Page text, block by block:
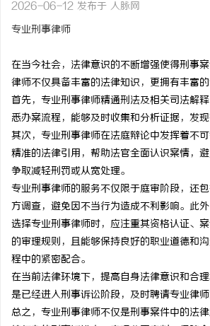
2026-06-12 发布于 人脉网
专业刑事律师
在当今社会，法律意识的不断增强使得刑事
律师不仅具备丰富的法律知识，更拥有丰富
首先，专业刑事律师精通刑法及相关司法解
悉办案流程，能够及时收集和分析证据，发
其次，专业刑事律师在法庭辩论中发挥着不
精准的法律引用，帮助法官全面认识案情，
争取减轻刑罚或从宽处理。
专业刑事律师的服务不仅限于庭审阶段，还
方调查，避免因不当行为造成不利影响。此
选择专业刑事律师时，应注重其资格认证、
的审理规则，且能够保持良好的职业道德和
程中的紧密配合。
在当前法律环境下，提高自身法律意识和合
是已经进入刑事诉讼阶段，及时聘请专业律
总之，专业刑事律师不仅是刑事案件中的法